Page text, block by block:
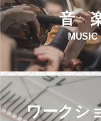
音
MUSIC
ワークシ